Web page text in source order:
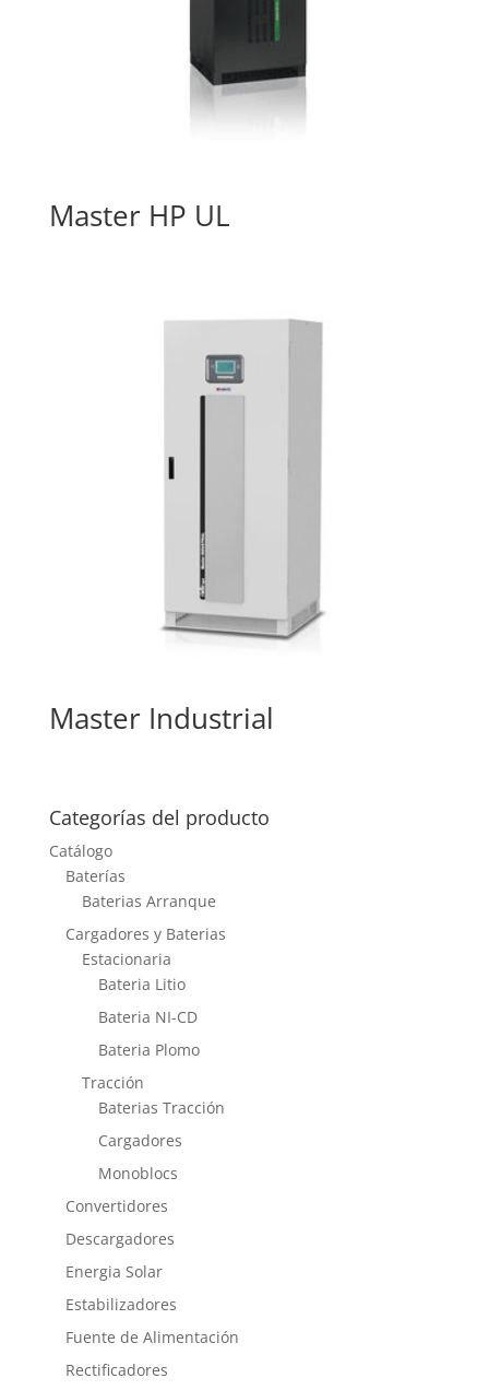
Master HP UL
Master Industrial
Categorías del producto
Catálogo
Baterías
Baterias Arranque
Cargadores y Baterias
Estacionaria
Bateria Litio
Bateria NI-CD
Bateria Plomo
Tracción
Baterias Tracción
Cargadores
Monoblocs
Convertidores
Descargadores
Energia Solar
Estabilizadores
Fuente de Alimentación
Rectificadores